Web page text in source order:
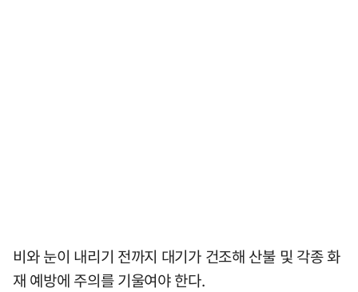
비와 눈이 내리기 전까지 대기가 건조해 산불 및 각종 화
재 예방에 주의를 기울여야 한다.